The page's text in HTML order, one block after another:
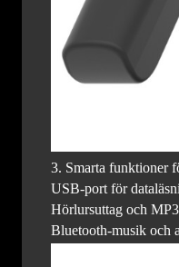
3. Smarta funktioner
USB-port för
Hörlursuttag och
Bluetooth-musik och